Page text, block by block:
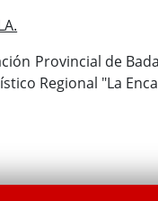
Provincial de
Regional "La